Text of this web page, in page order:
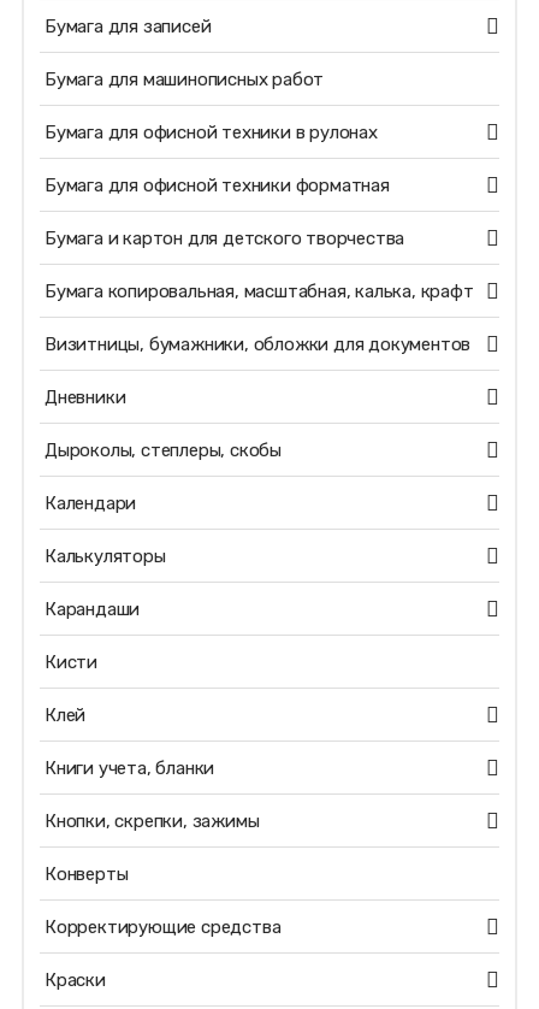
Бумага для записей
Бумага для машинописных работ
Бумага для офисной техники в рулонах
Бумага для офисной техники форматная
Бумага и картон для детского творчества
Бумага копировальная, масштабная, калька, крафт
Визитницы, бумажники, обложки для документов
Дневники
Дыроколы, степлеры, скобы
Календари
Калькуляторы
Карандаши
Кисти
Клей
Книги учета, бланки
Кнопки, скрепки, зажимы
Конверты
Корректирующие средства
Краски